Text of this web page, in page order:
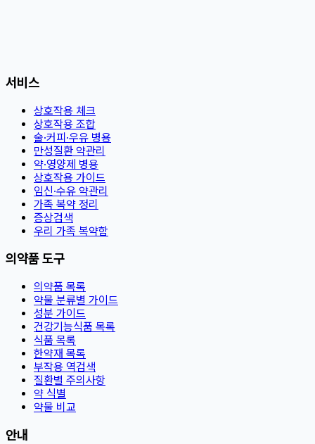
서비스
상호작용 체크
상호작용 조합
술·커피·우유 병용
만성질환 약관리
약·영양제 병용
상호작용 가이드
임신·수유 약관리
가족 복약 정리
증상검색
우리 가족 복약함
의약품 도구
의약품 목록
약물 분류별 가이드
성분 가이드
건강기능식품 목록
식품 목록
한약재 목록
부작용 역검색
질환별 주의사항
약 식별
약물 비교
안내